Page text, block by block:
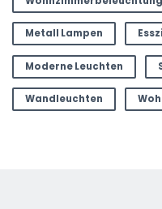
Metall Lampen
Moderne Leuchten
Wandleuchten